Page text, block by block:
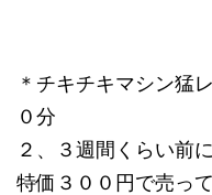
＊チキチキマシン
０分
２、３週間くらい前
特価３００円で売っ